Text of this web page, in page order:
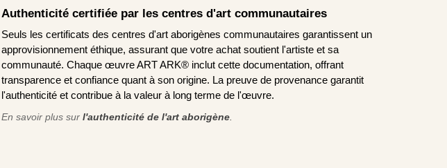
Authenticité certifiée par les centres d'art communautaires
Seuls les certificats des centres d'art aborigènes communautaires garantissent un
approvisionnement éthique, assurant que votre achat soutient l'artiste et sa
communauté. Chaque œuvre ART ARK® inclut cette documentation, offrant
transparence et confiance quant à son origine. La preuve de provenance garantit
l'authenticité et contribue à la valeur à long terme de l'œuvre.
En savoir plus sur l'authenticité de l'art aborigène.